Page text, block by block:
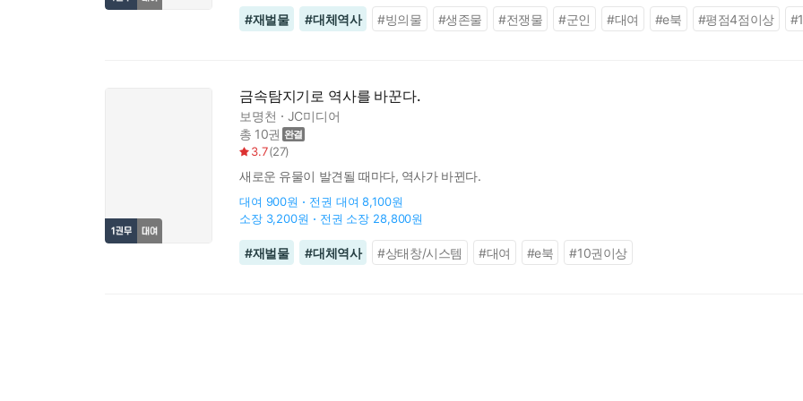
#재벌물 #대체역사 #빙의물 #생존물 #전쟁물 #군인 #대여 #e북 #평점4점이상 #
금속탐지기로 역사를 바꾼다.
보명천
JC미디어
총 10권
3.7(27)
새로운 유물이 발견될 때마다, 역사가 바뀐다.
대여 900원 전권 대여 8,100원
소장 3,200원 전권 소장 28,800원
#재벌물 #대체역사 #상태창/시스템 #대여 #e북 #10권이상